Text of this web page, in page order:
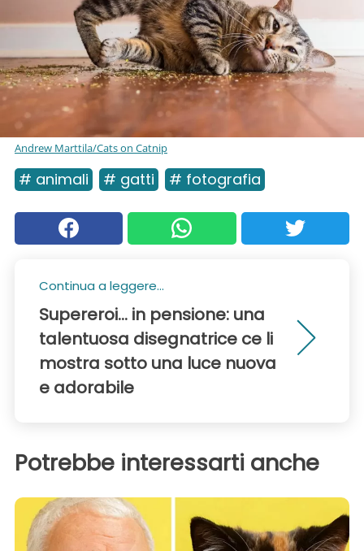
Andrew Marttila/Cats on Catnip
# animali # gatti # fotografia
Continua a leggere...
Supereroi... in pensione: una
talentuosa disegnatrice ce li
mostra sotto una luce nuova
e adorabile
Potrebbe interessarti anche